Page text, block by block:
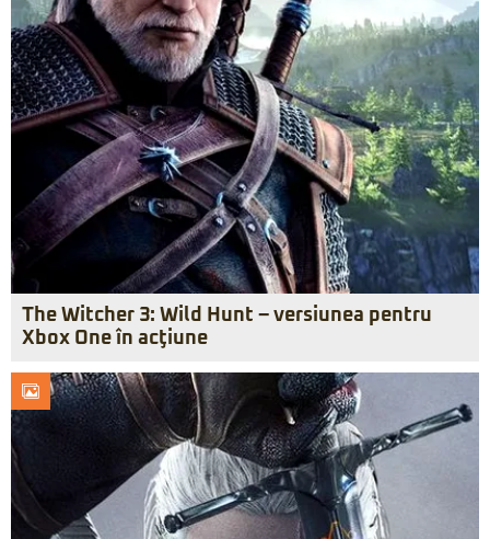
The Witcher 3: Wild Hunt – versiunea pentru
Xbox One în acţiune